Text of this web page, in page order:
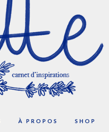
À PROPOS SHOP